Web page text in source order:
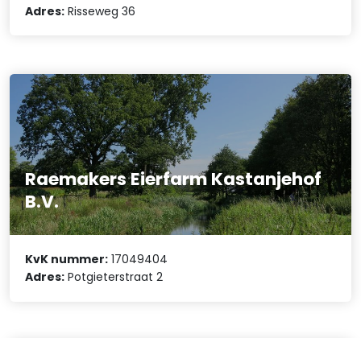
Adres: Risseweg 36
Raemakers Eierfarm Kastanjehof
B.V.
KvK nummer: 17049404
Adres: Potgieterstraat 2